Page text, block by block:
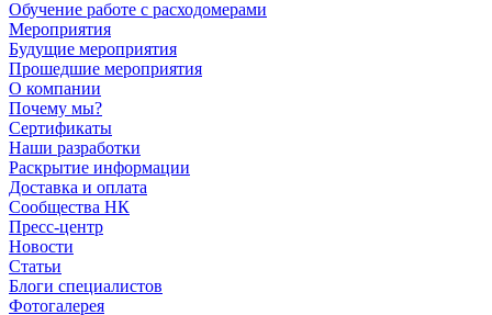
Обучение работе с расходомерами
Мероприятия
Будущие мероприятия
Прошедшие мероприятия
О компании
Почему мы?
Сертификаты
Наши разработки
Раскрытие информации
Доставка и оплата
Сообщества НК
Пресс-центр
Новости
Статьи
Блоги специалистов
Фотогалерея